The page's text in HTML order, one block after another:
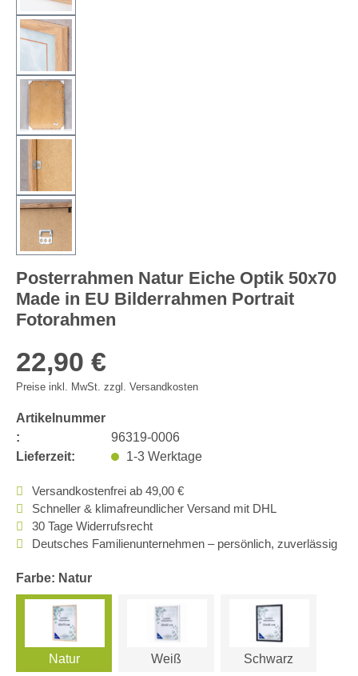
Posterrahmen Natur Eiche Optik 50x70
Made in EU Bilderrahmen Portrait
Fotorahmen
22,90 €
Preise inkl. MwSt. zzgl. Versandkosten
Artikelnummer
:
96319-0006
Lieferzeit:
1-3 Werktage
Versandkostenfrei ab 49,00 €
Schneller & klimafreundlicher Versand mit DHL
30 Tage Widerrufsrecht
Deutsches Familienunternehmen – persönlich, zuverlässig
Farbe: Natur
Natur Weiß Schwarz